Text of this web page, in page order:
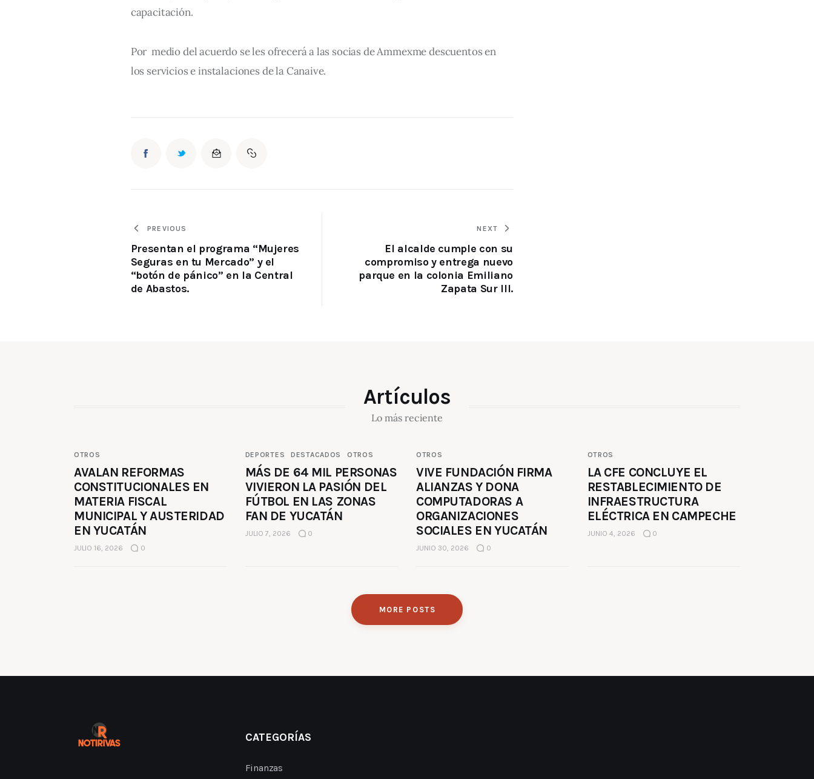
capacitación.
Por  medio del acuerdo se les ofrecerá a las socias de Ammexme descuentos en
los servicios e instalaciones de la Canaive.
PREVIOUS
Presentan el programa “Mujeres
Seguras en tu Mercado” y el
“botón de pánico” en la Central
de Abastos.
NEXT
El alcalde cumple con su
compromiso y entrega nuevo
parque en la colonia Emiliano
Zapata Sur III.
Artículos
Lo más reciente
OTROS
AVALAN REFORMAS
CONSTITUCIONALES EN
MATERIA FISCAL
MUNICIPAL Y AUSTERIDAD
EN YUCATÁN
JULIO 16, 2026 0
DEPORTES DESTACADOS OTROS
MÁS DE 64 MIL PERSONAS
VIVIERON LA PASIÓN DEL
FÚTBOL EN LAS ZONAS
FAN DE YUCATÁN
JULIO 7, 2026 0
OTROS
VIVE FUNDACIÓN FIRMA
ALIANZAS Y DONA
COMPUTADORAS A
ORGANIZACIONES
SOCIALES EN YUCATÁN
JUNIO 30, 2026 0
OTROS
LA CFE CONCLUYE EL
RESTABLECIMIENTO DE
INFRAESTRUCTURA
ELÉCTRICA EN CAMPECHE
JUNIO 4, 2026 0
MORE POSTS
CATEGORÍAS
Finanzas